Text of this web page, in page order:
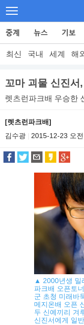
최신 국내 세계 해
꼬마 괴물 신진서
렛츠런파크배 우승한
[렛츠런파크배]
김수광
2015-12-23 오
▲ 2000년생 밀
파크배 오픈토
군 초청 미래바
메지온배 오픈
두 신예끼리 겨
신진서에게 일